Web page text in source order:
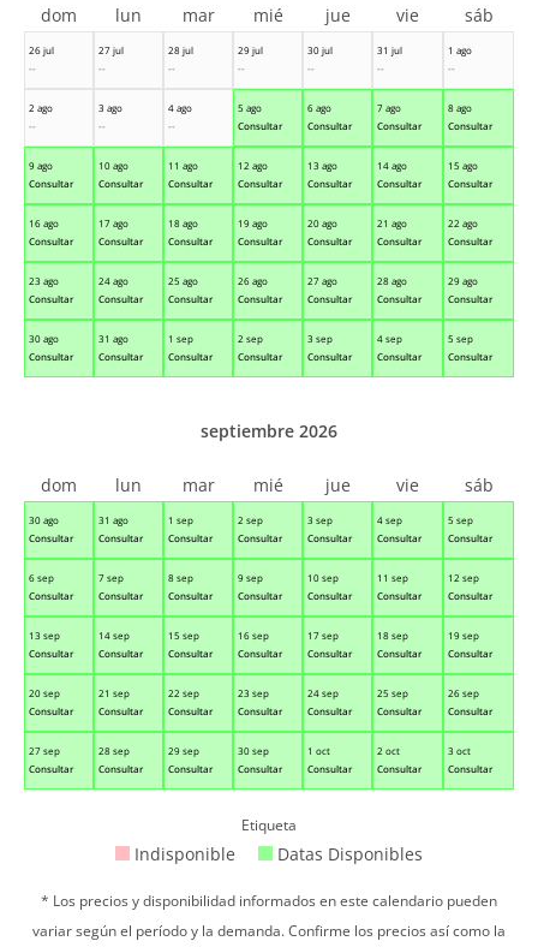
26 jul
--
27 jul
--
28 jul
--
29 jul
--
30 jul
--
31 jul
--
1 ago
--
2 ago
--
3 ago
--
4 ago
--
5 ago
Consultar
6 ago
Consultar
7 ago
Consultar
8 ago
Consultar
9 ago
Consultar
10 ago
Consultar
11 ago
Consultar
12 ago
Consultar
13 ago
Consultar
14 ago
Consultar
15 ago
Consultar
16 ago
Consultar
17 ago
Consultar
18 ago
Consultar
19 ago
Consultar
20 ago
Consultar
21 ago
Consultar
22 ago
Consultar
23 ago
Consultar
24 ago
Consultar
25 ago
Consultar
26 ago
Consultar
27 ago
Consultar
28 ago
Consultar
29 ago
Consultar
30 ago
Consultar
31 ago
Consultar
1 sep
Consultar
2 sep
Consultar
3 sep
Consultar
4 sep
Consultar
5 sep
Consultar
dom lun mar mié jue vie sáb
30 ago
Consultar
31 ago
Consultar
1 sep
Consultar
2 sep
Consultar
3 sep
Consultar
4 sep
Consultar
5 sep
Consultar
6 sep
Consultar
7 sep
Consultar
8 sep
Consultar
9 sep
Consultar
10 sep
Consultar
11 sep
Consultar
12 sep
Consultar
13 sep
Consultar
14 sep
Consultar
15 sep
Consultar
16 sep
Consultar
17 sep
Consultar
18 sep
Consultar
19 sep
Consultar
20 sep
Consultar
21 sep
Consultar
22 sep
Consultar
23 sep
Consultar
24 sep
Consultar
25 sep
Consultar
26 sep
Consultar
27 sep
Consultar
28 sep
Consultar
29 sep
Consultar
30 sep
Consultar
1 oct
Consultar
2 oct
Consultar
3 oct
Consultar
septiembre 2026
dom lun mar mié jue vie sáb
Etiqueta
Indisponible Datas Disponibles
* Los precios y disponibilidad informados en este calendario pueden
variar según el período y la demanda. Confirme los precios así como la